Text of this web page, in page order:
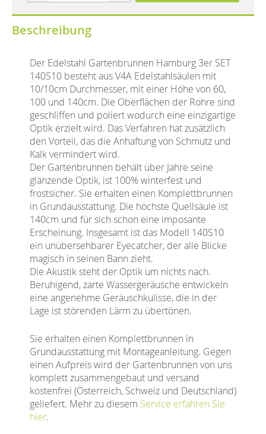
Beschreibung
Der Edelstahl Gartenbrunnen Hamburg 3er SET
140S10 besteht aus V4A Edelstahlsäulen mit
10/10cm Durchmesser, mit einer Höhe von 60,
100 und 140cm. Die Oberflächen der Rohre sind
geschliffen und poliert wodurch eine einzigartige
Optik erzielt wird. Das Verfahren hat zusätzlich
den Vorteil, das die Anhaftung von Schmutz und
Kalk vermindert wird.
Der Gartenbrunnen behält über Jahre seine
glänzende Optik, ist 100% winterfest und
frostsicher. Sie erhalten einen Komplettbrunnen
in Grundausstattung. Die höchste Quellsäule ist
140cm und für sich schon eine imposante
Erscheinung. Insgesamt ist das Modell 140S10
ein unübersehbarer Eyecatcher, der alle Blicke
magisch in seinen Bann zieht.
Die Akustik steht der Optik um nichts nach.
Beruhigend, zarte Wassergeräusche entwickeln
eine angenehme Geräuschkulisse, die in der
Lage ist störenden Lärm zu übertönen.
Sie erhalten einen Komplettbrunnen in
Grundausstattung mit Montageanleitung. Gegen
einen Aufpreis wird der Gartenbrunnen von uns
komplett zusammengebaut und versand
kostenfrei (Österreich, Schweiz und Deutschland)
geliefert. Mehr zu diesem Service erfahren Sie
hier.